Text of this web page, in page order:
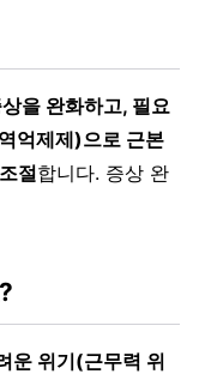
을 완화하고, 필요
억제제)으로 근본
절합니다. 증상 완
운 위기(근무력 위